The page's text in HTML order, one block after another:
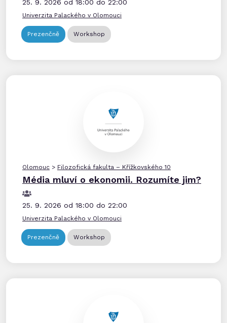
25. 9. 2026 od 18:00 do 22:00
Univerzita Palackého v Olomouci
Prezenčně Workshop
Olomouc > Filozofická fakulta – Křížkovského 10
Média mluví o ekonomii. Rozumíte jim?
25. 9. 2026 od 18:00 do 22:00
Univerzita Palackého v Olomouci
Prezenčně Workshop